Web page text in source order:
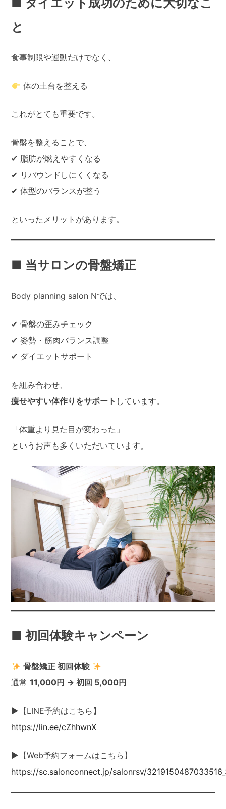
と
食事制限や運動だけでなく、
体の土台を整える
これがとても重要です。
骨盤を整えることで、
✔ 脂肪が燃えやすくなる
✔ リバウンドしにくくなる
✔ 体型のバランスが整う
といったメリットがあります。
■ 当サロンの骨盤矯正
Body planning salon Nでは、
✔ 骨盤の歪みチェック
✔ 姿勢・筋肉バランス調整
✔ ダイエットサポート
を組み合わせ、
痩せやすい体作りをサポート しています。
「体重より見た目が変わった」
というお声も多くいただいています。
■ 初回体験キャンペーン
骨盤矯正 初回体験
通常11,000円 → 初回 5,000円
▶【LINE予約はこちら】
https://lin.ee/cZhhwnX
▶【Web予約フォームはこちら】
https://sc.salonconnect.jp/salonrsv/